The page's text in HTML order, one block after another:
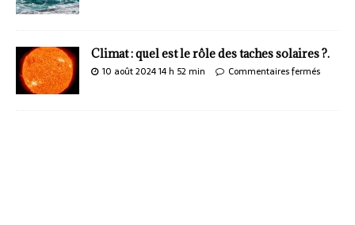
Climat : quel est le rôle des taches solaires ?.
10 août 2024 14 h 52 min Commentaires fermés